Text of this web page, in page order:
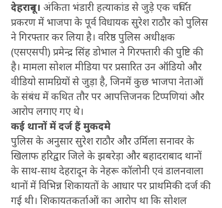
देहरादून। अंकिता भंडारी हत्याकांड से जुड़े एक चर्चित
प्रकरण में भाजपा के पूर्व विधायक सुरेश राठौर को पुलिस
ने गिरफ्तार कर लिया है। वरिष्ठ पुलिस अधीक्षक
(एसएसपी) प्रमेन्द्र सिंह डोभाल ने गिरफ्तारी की पुष्टि की
है। मामला सोशल मीडिया पर प्रसारित उन ऑडियो और
वीडियो सामग्रियों से जुड़ा है, जिनमें कुछ भाजपा नेताओं
के संबंध में कथित तौर पर आपत्तिजनक टिप्पणियां और
आरोप लगाए गए थे।
कई थानों में दर्ज हैं मुकदमे
पुलिस के अनुसार सुरेश राठौर और उर्मिला सनावर के
खिलाफ हरिद्वार जिले के झबरेड़ा और बहादराबाद थानों
के साथ-साथ देहरादून के नेहरू कॉलोनी एवं डालनवाला
थानों में विभिन्न शिकायतों के आधार पर प्राथमिकी दर्ज की
गई थी। शिकायतकर्ताओं का आरोप था कि सोशल